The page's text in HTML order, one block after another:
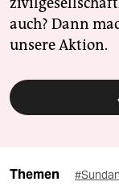
auch? Dann
unsere Aktion.
Themen